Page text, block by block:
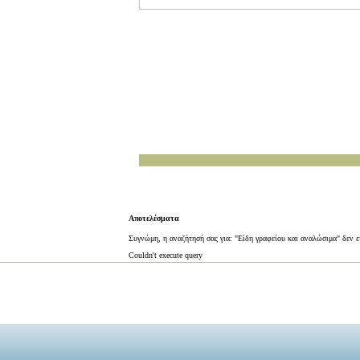
Αποτελέσματα
Συγνώμη, η αναζήτησή σας για: "Είδη γραφείου και αναλώσιμα" δεν
Couldn't execute query